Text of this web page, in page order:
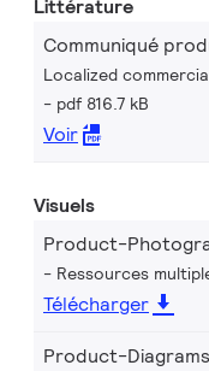
Littérature
Communiqué
Localized
pdf 816.7 kB
Voir
Visuels
Product-
Ressources
Télécharger
Product-